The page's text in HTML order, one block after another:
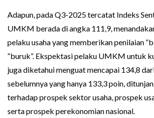
Adapun, pada Q3-2025 tercatat Indeks
UMKM berada di angka 111,9,
pelaku usaha yang memberikan penilaian
“buruk”. Ekspektasi pelaku UMKM untuk
juga diketahui menguat mencapai 134,8
sebelumnya yang hanya 133,3 poin,
terhadap prospek sektor usaha, prospek
serta prospek perekonomian nasional.